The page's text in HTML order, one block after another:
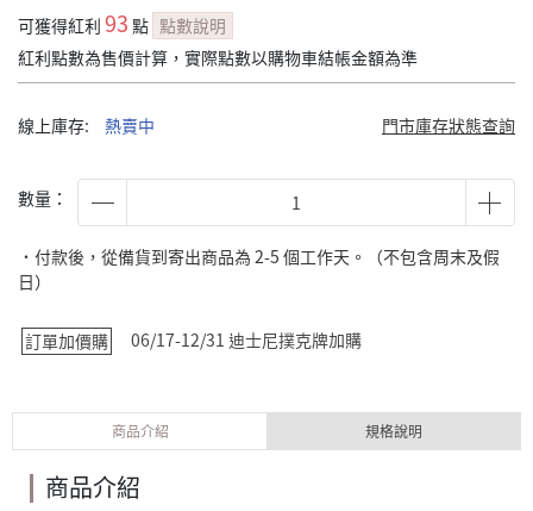
可獲得紅利 93 點 點數說明
紅利點數為售價計算，實際點數以購物車結帳金額為準
線上庫存: 熱賣中 門市庫存狀態查詢
數量：
˙付款後，從備貨到寄出商品為 2-5 個工作天。（不包含周末及假
日）
訂單加價購 06/17-12/31 迪士尼撲克牌加購
商品介紹 規格說明
商品介紹